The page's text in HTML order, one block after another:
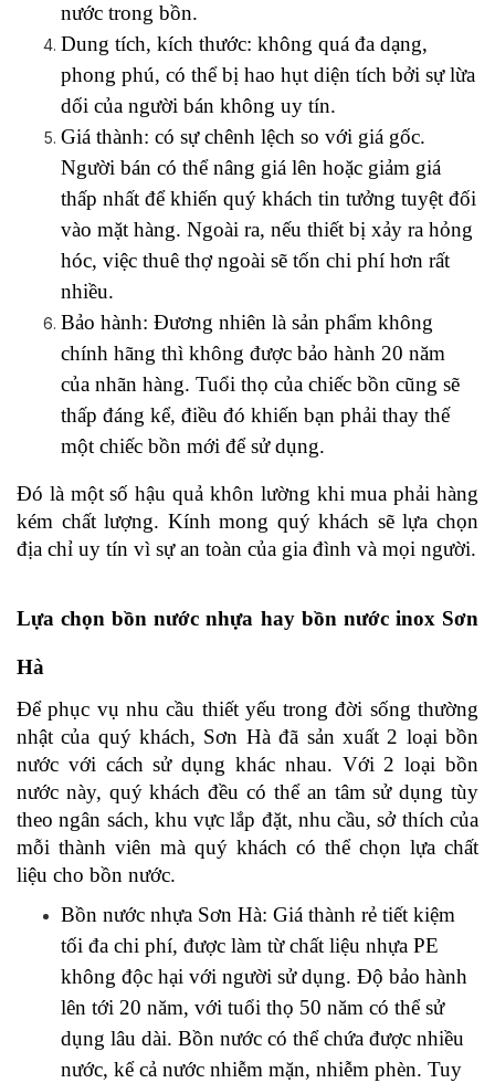
nước trong bồn.
Dung tích, kích thước: không quá đa dạng,
phong phú, có thể bị hao hụt diện tích bởi sự lừa
dối của người bán không uy tín.
Giá thành: có sự chênh lệch so với giá gốc.
Người bán có thể nâng giá lên hoặc giảm giá
thấp nhất để khiến quý khách tin tưởng tuyệt đối
vào mặt hàng. Ngoài ra, nếu thiết bị xảy ra hỏng
hóc, việc thuê thợ ngoài sẽ tốn chi phí hơn rất
nhiều.
Bảo hành: Đương nhiên là sản phẩm không
chính hãng thì không được bảo hành 20 năm
của nhãn hàng. Tuổi thọ của chiếc bồn cũng sẽ
thấp đáng kể, điều đó khiến bạn phải thay thế
một chiếc bồn mới để sử dụng.
Đó là một số hậu quả khôn lường khi mua phải hàng
kém chất lượng. Kính mong quý khách sẽ lựa chọn
địa chỉ uy tín vì sự an toàn của gia đình và mọi người.
Lựa chọn bồn nước nhựa hay bồn nước inox Sơn
Hà
Để phục vụ nhu cầu thiết yếu trong đời sống thường
nhật của quý khách, Sơn Hà đã sản xuất 2 loại bồn
nước với cách sử dụng khác nhau. Với 2 loại bồn
nước này, quý khách đều có thể an tâm sử dụng tùy
theo ngân sách, khu vực lắp đặt, nhu cầu, sở thích của
mỗi thành viên mà quý khách có thể chọn lựa chất
liệu cho bồn nước.
Bồn nước nhựa Sơn Hà: Giá thành rẻ tiết kiệm
tối đa chi phí, được làm từ chất liệu nhựa PE
không độc hại với người sử dụng. Độ bảo hành
lên tới 20 năm, với tuổi thọ 50 năm có thể sử
dụng lâu dài. Bồn nước có thể chứa được nhiều
nước, kể cả nước nhiễm mặn, nhiễm phèn. Tuy